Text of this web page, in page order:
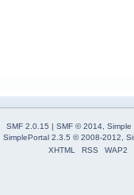
SMF 2.0.15 | SMF © 2014 Simple
SimplePortal 2.3.5 © 2008-2012,
XHTML
RSS WAP2